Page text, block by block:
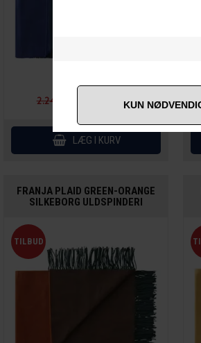
2.245,00 DKK
FRANJA PLAID GREEN-ORANGE
SILKEBORG ULDSPINDERI